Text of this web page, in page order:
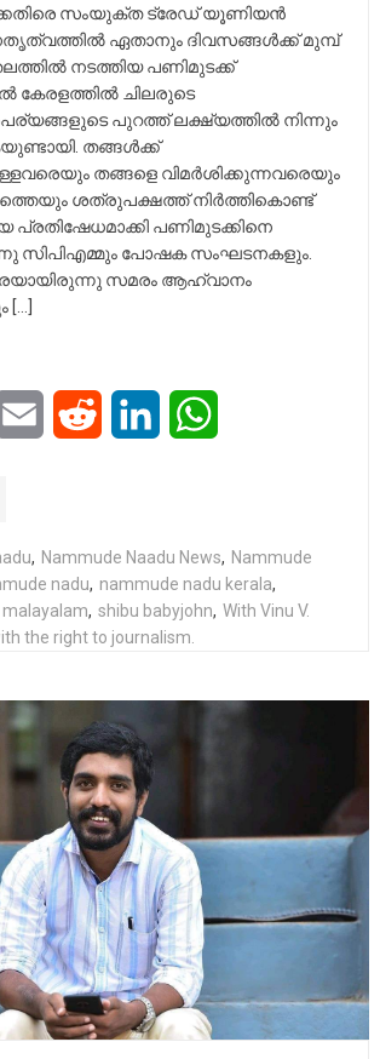
സംയുക്ത ട്രേഡ് യൂണിയൻ
ഏതാനും ദിവസങ്ങൾക്ക് മുമ്പ്
നടത്തിയ പണിമുടക്ക്
കേരളത്തിൽ ചിലരുടെ
പുറത്ത് ലക്ഷ്യത്തിൽ നിന്നും
തങ്ങൾക്ക്
തങ്ങളെ വിമർശിക്കുന്നവരെയും
ശത്രുപക്ഷത്ത് നിർത്തികൊണ്ട്
പ്രതിഷേധമാക്കി പണിമുടക്കിനെ
സിപിഎമ്മും പോഷക സംഘടനകളും.
സമരം ആഹ്വാനം
Email Reddit LinkedIn
, Nammude Naadu News, Nammude
nadu, nammude nadu kerala,
, shibu babyjohn, With Vinu V.
the right to journalism.